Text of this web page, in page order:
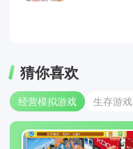
猜你喜欢
经营模拟游戏 生存游戏